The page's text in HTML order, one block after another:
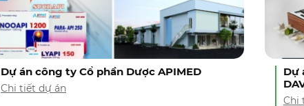
Dự án công ty Cổ phần Dược APIMED
Chi tiết dự án
Dự
Chi